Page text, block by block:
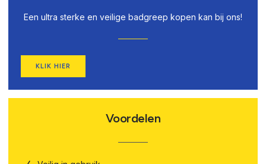
Een ultra sterke en veilige badgreep kopen kan bij ons!
KLIK HIER
Voordelen